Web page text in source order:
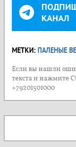
КАНАЛ
МЕТКИ: ПАЛЕНЫЕ
Если вы нашли
текста и нажмите
+79201501000